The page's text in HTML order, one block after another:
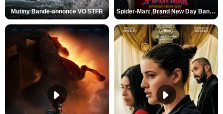
Mutiny Bande-annonce VO STFR Spider-Man: Brand New Day Bande-annonce VO STFR